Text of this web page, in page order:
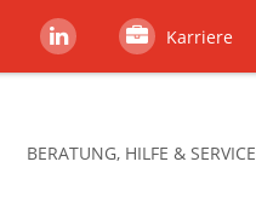
Karriere
BERATUNG, HILFE & SERVICE